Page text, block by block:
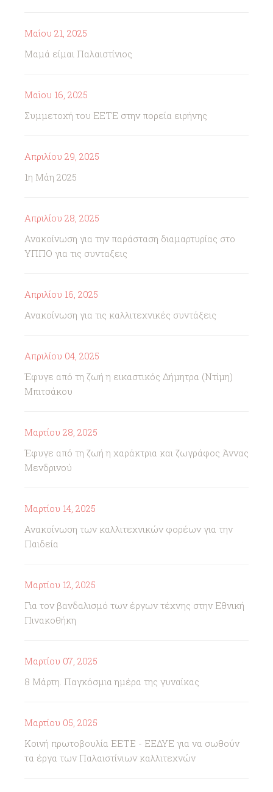
Μαΐου 21, 2025
Μαμά είμαι Παλαιστίνιος
Μαΐου 16, 2025
Συμμετοχή του ΕΕΤΕ στην πορεία ειρήνης
Απριλίου 29, 2025
1η Μάη 2025
Απριλίου 28, 2025
Ανακοίνωση για την παράσταση διαμαρτυρίας στο
ΥΠΠΟ για τις συνταξεις
Απριλίου 16, 2025
Ανακοίνωση για τις καλλιτεχνικές συντάξεις
Απριλίου 04, 2025
Έφυγε από τη ζωή η εικαστικός Δήμητρα (Ντίμη)
Μπιτσάκου
Μαρτίου 28, 2025
Έφυγε από τη ζωή η χαράκτρια και ζωγράφος Άννας
Μενδρινού
Μαρτίου 14, 2025
Ανακοίνωση των καλλιτεχνικών φορέων για την
Παιδεία
Μαρτίου 12, 2025
Για τον βανδαλισμό των έργων τέχνης στην Εθνική
Πινακοθήκη
Μαρτίου 07, 2025
8 Μάρτη. Παγκόσμια ημέρα της γυναίκας
Μαρτίου 05, 2025
Κοινή πρωτοβουλία ΕΕΤΕ - ΕΕΔΥΕ για να σωθούν
τα έργα των Παλαιστίνιων καλλιτεχνών